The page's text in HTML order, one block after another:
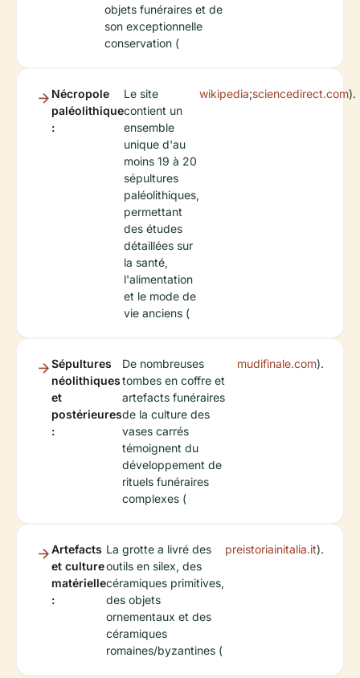
objets funéraires et de
son exceptionnelle
conservation (
Nécropole
paléolithique
:
Le site
contient un
ensemble
unique d'au
moins 19 à 20
sépultures
paléolithiques,
permettant
des études
détaillées sur
la santé,
l'alimentation
et le mode de
vie anciens (
wikipedia;sciencedirect.com).
Sépultures
néolithiques
et
postérieures
:
De nombreuses
tombes en coffre et
artefacts funéraires
de la culture des
vases carrés
témoignent du
développement de
rituels funéraires
complexes (
mudifinale.com).
Artefacts
et culture
matérielle
:
La grotte a livré des
outils en silex, des
céramiques primitives,
des objets
ornementaux et des
céramiques
romaines/byzantines (
preistoriainitalia.it).